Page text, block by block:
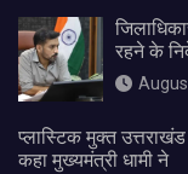
रहने के
प्लास्टिक मुक्त
कहा मुख्यमंत्री धामी ने